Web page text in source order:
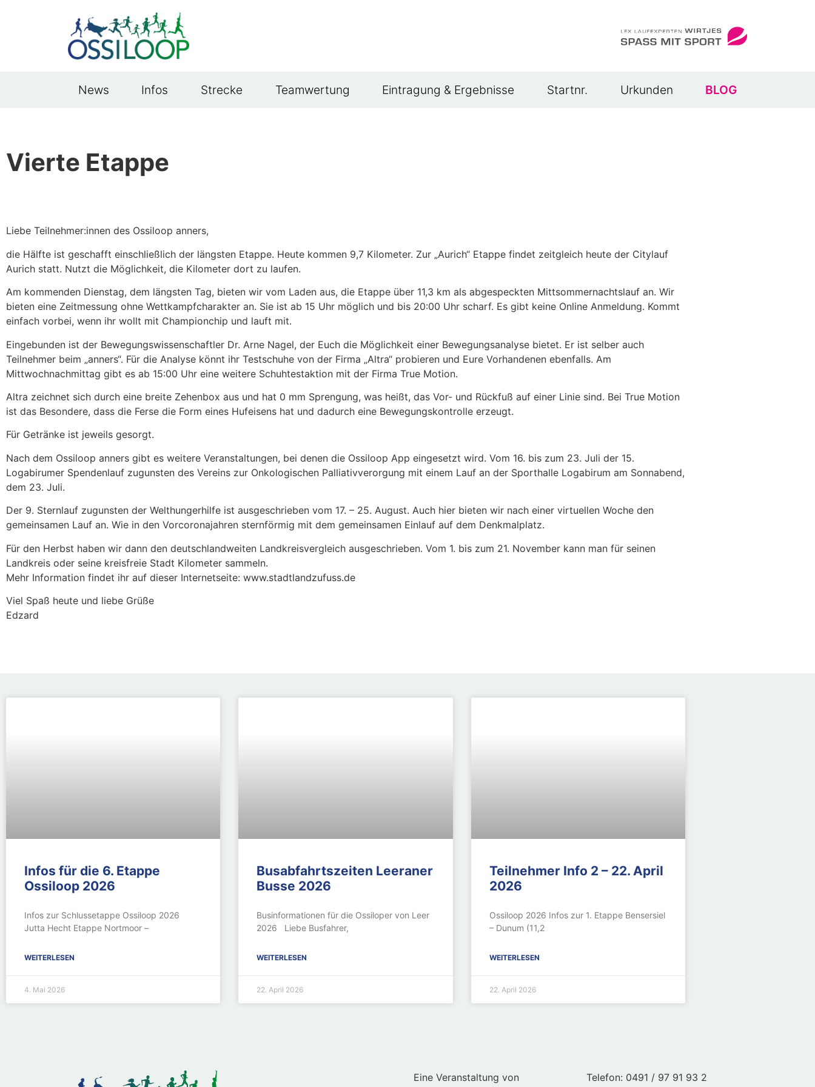
News Infos Strecke Teamwertung Eintragung & Ergebnisse Startnr. Urkunden BLOG
Vierte Etappe
Liebe Teilnehmer:innen des Ossiloop anners,
die Hälfte ist geschafft einschließlich der längsten Etappe. Heute kommen 9,7 Kilometer. Zur „Aurich“ Etappe findet zeitgleich heute der Citylauf
Aurich statt. Nutzt die Möglichkeit, die Kilometer dort zu laufen.
Am kommenden Dienstag, dem längsten Tag, bieten wir vom Laden aus, die Etappe über 11,3 km als abgespeckten Mittsommernachtslauf an. Wir
bieten eine Zeitmessung ohne Wettkampfcharakter an. Sie ist ab 15 Uhr möglich und bis 20:00 Uhr scharf. Es gibt keine Online Anmeldung. Kommt
einfach vorbei, wenn ihr wollt mit Championchip und lauft mit.
Eingebunden ist der Bewegungswissenschaftler Dr. Arne Nagel, der Euch die Möglichkeit einer Bewegungsanalyse bietet. Er ist selber auch
Teilnehmer beim „anners“. Für die Analyse könnt ihr Testschuhe von der Firma „Altra“ probieren und Eure Vorhandenen ebenfalls. Am
Mittwochnachmittag gibt es ab 15:00 Uhr eine weitere Schuhtestaktion mit der Firma True Motion.
Altra zeichnet sich durch eine breite Zehenbox aus und hat 0 mm Sprengung, was heißt, das Vor- und Rückfuß auf einer Linie sind. Bei True Motion
ist das Besondere, dass die Ferse die Form eines Hufeisens hat und dadurch eine Bewegungskontrolle erzeugt.
Für Getränke ist jeweils gesorgt.
Nach dem Ossiloop anners gibt es weitere Veranstaltungen, bei denen die Ossiloop App eingesetzt wird. Vom 16. bis zum 23. Juli der 15.
Logabirumer Spendenlauf zugunsten des Vereins zur Onkologischen Palliativverorgung mit einem Lauf an der Sporthalle Logabirum am Sonnabend,
dem 23. Juli.
Der 9. Sternlauf zugunsten der Welthungerhilfe ist ausgeschrieben vom 17. – 25. August. Auch hier bieten wir nach einer virtuellen Woche den
gemeinsamen Lauf an. Wie in den Vorcoronajahren sternförmig mit dem gemeinsamen Einlauf auf dem Denkmalplatz.
Für den Herbst haben wir dann den deutschlandweiten Landkreisvergleich ausgeschrieben. Vom 1. bis zum 21. November kann man für seinen
Landkreis oder seine kreisfreie Stadt Kilometer sammeln.
Mehr Information findet ihr auf dieser Internetseite: www.stadtlandzufuss.de
Viel Spaß heute und liebe Grüße
Edzard
Infos für die 6. Etappe
Ossiloop 2026
Infos zur Schlussetappe Ossiloop 2026
Jutta Hecht Etappe Nortmoor –
WEITERLESEN
4. Mai 2026
Busabfahrtszeiten Leeraner
Busse 2026
Businformationen für die Ossiloper von Leer
2026 Liebe Busfahrer,
WEITERLESEN
22. April 2026
Teilnehmer Info 2 – 22. April
2026
Ossiloop 2026 Infos zur 1. Etappe Bensersiel
– Dunum (11,2
WEITERLESEN
22. April 2026
Eine Veranstaltung von
Telefon: 0491 / 97 91 93 2